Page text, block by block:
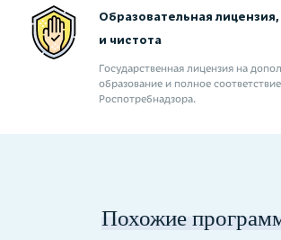
Образовательная
и чистота
Государственная лицензия на
образование и полное
Роспотребнадзора.
Похожие